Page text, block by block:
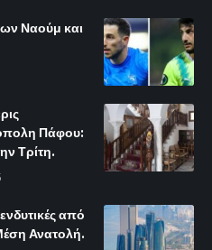
Ναούμ και
Πάφου:
Τρίτη.
από
Ανατολή.